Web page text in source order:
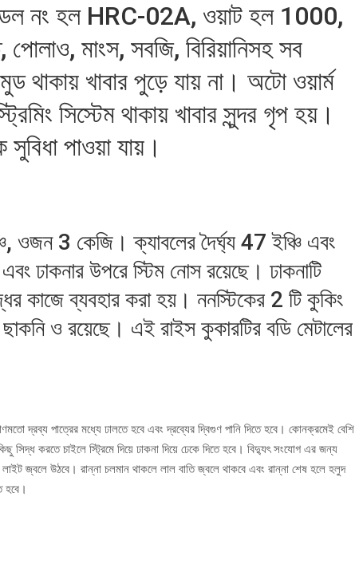
নং হল HRC-02A, ওয়াট হল 1000,
মাংস, সবজি, বিরিয়ানিসহ সব
থাকায় খাবার পুড়ে যায় না। অটো ওয়ার্ম
সিস্টেম থাকায় খাবার সুন্দর গৃপ হয়।
সুবিধা পাওয়া যায়।
ওজন 3 কেজি। ক্যাবলের দৈর্ঘ্য 47 ইঞ্চি এবং
ঢাকনার উপরে স্টিম নোস রয়েছে। ঢাকনাটি
কাজে ব্যবহার করা হয়। ননস্টিকের 2 টি কুকিং
ও রয়েছে। এই রাইস কুকারটির বডি মেটালের
দ্রব্য পাত্রের মধ্যে ঢালতে হবে এবং দ্রব্যের দ্বিগুণ পানি দিতে হবে। কোনক্রমেই বেশি
সিদ্ধ করতে চাইলে স্ট্রিমে দিয়ে ঢাকনা দিয়ে ঢেকে দিতে হবে। বিদ্যুৎ সংযোগ এর জন্য
জ্বলে উঠবে। রান্না চলমান থাকলে লাল বাতি জ্বলে থাকবে এবং রান্না শেষ হলে হলুদ
হবে।